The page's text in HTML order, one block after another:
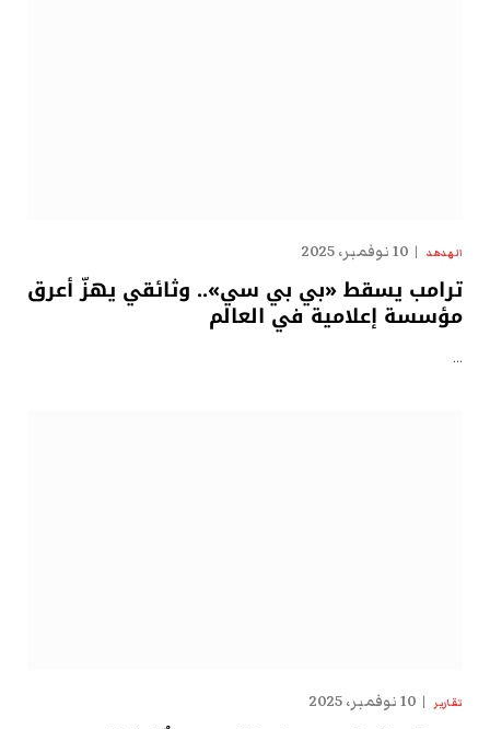
الهدهد 10 نوفمبر، 2025
ترامب يسقط «بي بي سي».. وثائقي يهزّ أعرق
مؤسسة إعلامية في العالم
…
تقارير 10 نوفمبر، 2025